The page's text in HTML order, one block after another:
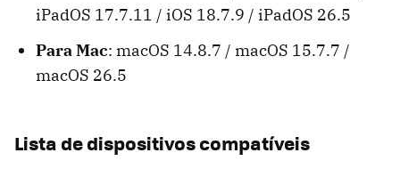
iPadOS 17.7.11 / iOS 18.7.9 / iPadOS 26.5
Para Mac: macOS 14.8.7 / macOS 15.7.7 /
macOS 26.5
Lista de dispositivos compatíveis